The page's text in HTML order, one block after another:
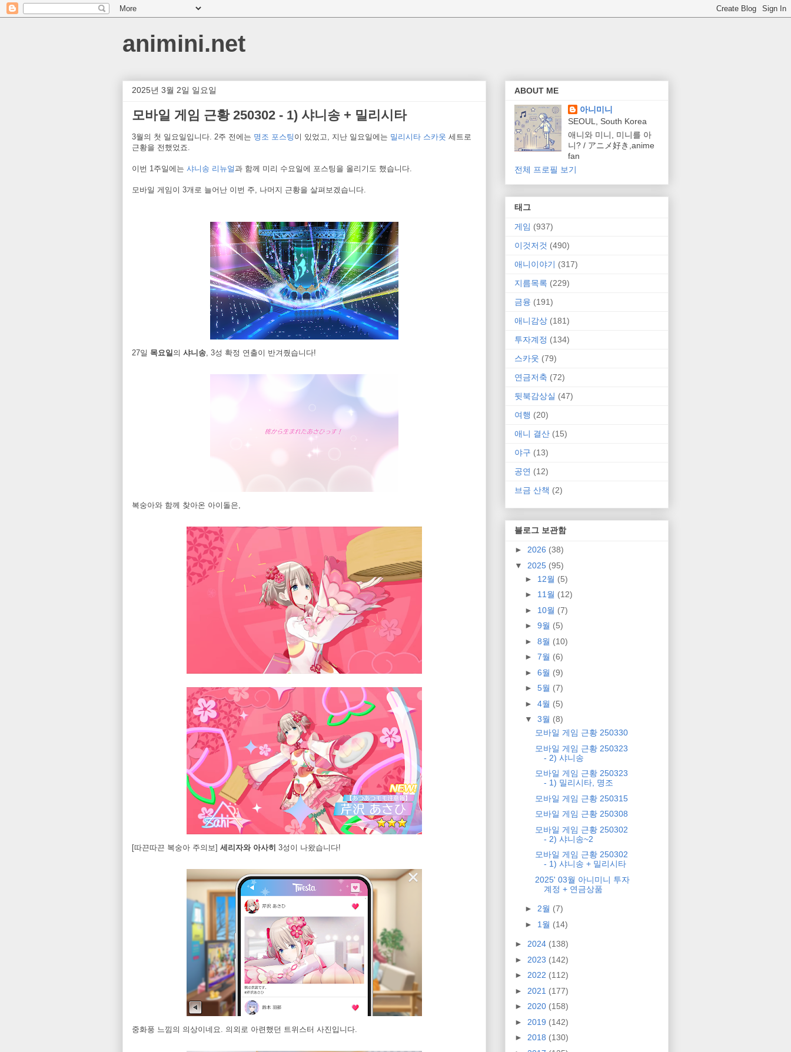
animini.net
2025년 3월 2일 일요일
모바일 게임 근황 250302 - 1) 샤니송 + 밀리시타
3월의 첫 일요일입니다. 2주 전에는 명조 포스팅 이 있었고, 지난 일요일에는 밀리시타 스카웃 세트로
근황을 전했었죠.
이번 1주일에는 샤니송 리뉴얼과 함께 미리 수요일에 포스팅을 올리기도 했습니다.
모바일 게임이 3개로 늘어난 이번 주, 나머지 근황을 살펴보겠습니다.
27일 목요일의 샤니송, 3성 확정 연출이 반겨줬습니다!
복숭아와 함께 찾아온 아이돌은,
[따끈따끈 복숭아 주의보] 세리자와 아사히 3성이 나왔습니다!
중화풍 느낌의 의상이네요. 의외로 아련했던 트위스터 사진입니다.
ABOUT ME
아니미니
SEOUL, South Korea
애니와 미니, 미니를 아
니? / アニメ好き,anime
fan
전체 프로필 보기
태그
게임 (937)
이것저것 (490)
애니이야기 (317)
지름목록 (229)
금융 (191)
애니감상 (181)
투자계정 (134)
스카웃 (79)
연금저축 (72)
뒷북감상실 (47)
여행 (20)
애니 결산 (15)
야구 (13)
공연 (12)
브금 산책 (2)
블로그 보관함
► 2026 (38)
▼ 2025 (95)
► 12월 (5)
► 11월 (12)
► 10월 (7)
► 9월 (5)
► 8월 (10)
► 7월 (6)
► 6월 (9)
► 5월 (7)
► 4월 (5)
▼ 3월 (8)
모바일 게임 근황 250330
모바일 게임 근황 250323
- 2) 샤니송
모바일 게임 근황 250323
- 1) 밀리시타, 명조
모바일 게임 근황 250315
모바일 게임 근황 250308
모바일 게임 근황 250302
- 2) 샤니송~2
모바일 게임 근황 250302
- 1) 샤니송 + 밀리시타
2025' 03월 아니미니 투자
계정 + 연금상품
► 2월 (7)
► 1월 (14)
► 2024 (138)
► 2023 (142)
► 2022 (112)
► 2021 (177)
► 2020 (158)
► 2019 (142)
► 2018 (130)